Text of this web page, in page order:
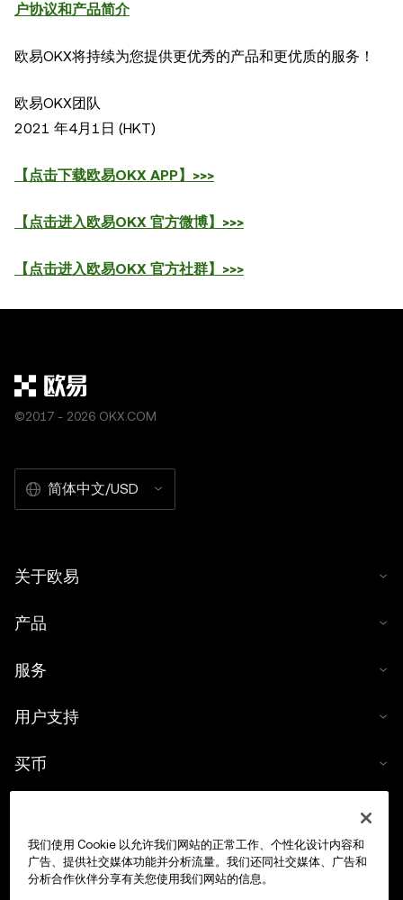
户协议和产品简介
欧易OKX将持续为您提供更优秀的产品和更优质的服务！
欧易OKX团队
2021 年4月1日 (HKT)
【点击下载欧易OKX APP】>>>
【点击进入欧易OKX 官方微博】>>>
【点击进入欧易OKX 官方社群】>>>
©2017 - 2026 OKX.COM
简体中文/USD
关于欧易
产品
服务
用户支持
买币
交易
我们使用 Cookie 以允许我们网站的正常工作、个性化设计内容和
广告、提供社交媒体功能并分析流量。我们还同社交媒体、广告和
分析合作伙伴分享有关您使用我们网站的信息。